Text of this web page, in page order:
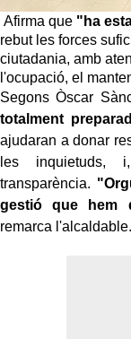
Afirma que "ha
rebut les forces
ciutadania, amb
l'ocupació, el
Segons Òscar
totalment
ajudaran a donar
les inquietuds,
transparència.
gestió que hem
remarca l'alcaldable.